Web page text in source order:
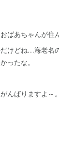
ばあちゃんが住
けどね…海老名
ったな。
んばりますよ～。